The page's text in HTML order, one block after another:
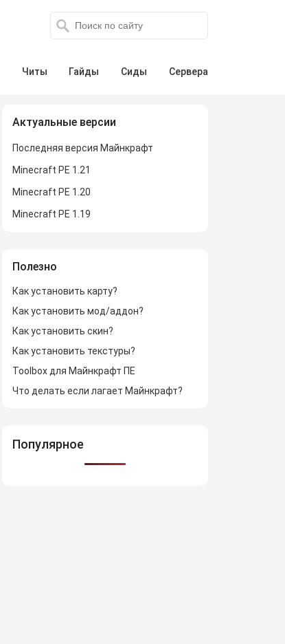
Читы Гайды Сиды Сервера
Актуальные версии
Последняя версия Майнкрафт
Minecraft PE 1.21
Minecraft PE 1.20
Minecraft PE 1.19
Полезно
Как установить карту?
Как установить мод/аддон?
Как установить скин?
Как установить текстуры?
Toolbox для Майнкрафт ПЕ
Что делать если лагает Майнкрафт?
Популярное